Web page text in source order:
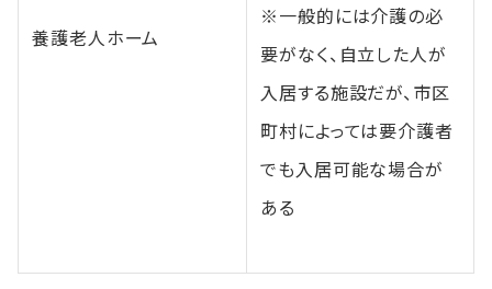
養護老人ホーム
※一般的には介護の必
要がなく、自立した人が
入居する施設だが、市区
町村によっては要介護者
でも入居可能な場合が
ある